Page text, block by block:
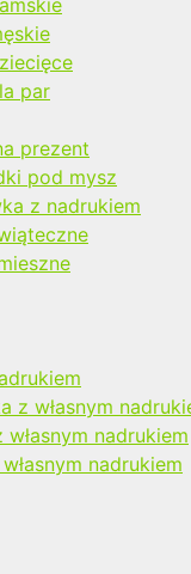
par
prezent
pod mysz
z nadrukiem
z własnym
własnym nadrukiem
nadrukiem